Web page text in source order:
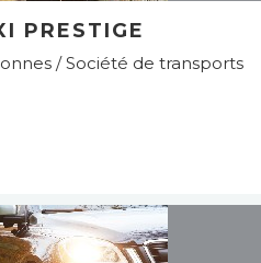
PRESTIGE
/ Société de transports